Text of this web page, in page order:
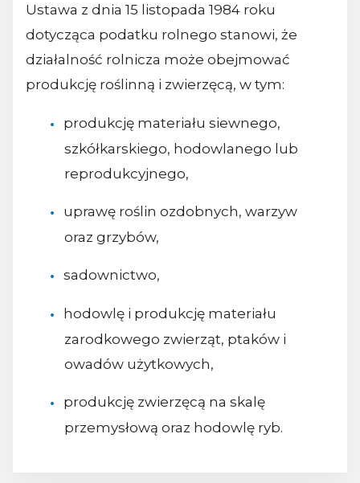
Ustawa z dnia 15 listopada 1984 roku
dotycząca podatku rolnego stanowi, że
działalność rolnicza może obejmować
produkcję roślinną i zwierzęcą, w tym:
produkcję materiału siewnego,
szkółkarskiego, hodowlanego lub
reprodukcyjnego,
uprawę roślin ozdobnych, warzyw
oraz grzybów,
sadownictwo,
hodowlę i produkcję materiału
zarodkowego zwierząt, ptaków i
owadów użytkowych,
produkcję zwierzęcą na skalę
przemysłową oraz hodowlę ryb.